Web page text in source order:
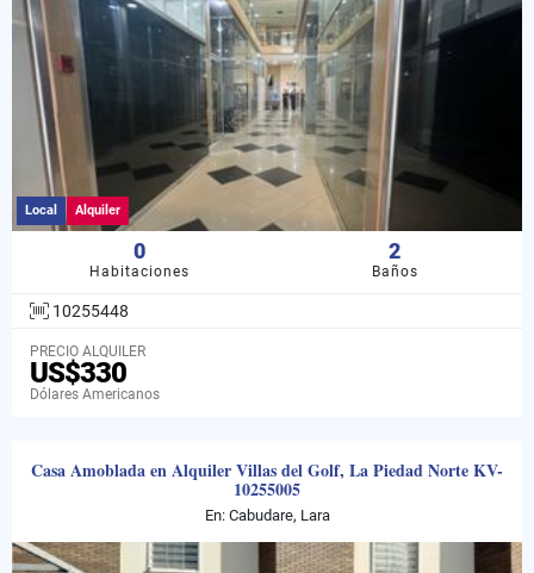
Local Alquiler
0
Habitaciones
2
Baños
10255448
PRECIO ALQUILER
US$330
Dólares Americanos
Casa Amoblada en Alquiler Villas del Golf, La Piedad Norte KV-
10255005
En: Cabudare, Lara